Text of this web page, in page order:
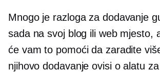
Mnogo je razloga za dodavanje
sada na svoj blog ili web mjesto,
će vam to pomoći da zaradite
njihovo dodavanje ovisi o alatu